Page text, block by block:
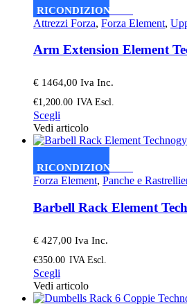
varianti.
Le
opzioni
possono
essere
nella
del
prodotto
RICONDIZIONATO
Attrezzi Forza, Forza Element,
Arm Extension Element
€ 1464,00 Iva Inc.
€1,200.00 IVA Escl.
Scegli
prodotto
ha
varianti.
Le
opzioni
possono
essere
nella
del
prodotto
Vedi articolo
RICONDIZIONATO
Forza Element, Panche e
Barbell Rack Element
€ 427,00 Iva Inc.
€350.00 IVA Escl.
Scegli
prodotto
ha
Vedi articolo